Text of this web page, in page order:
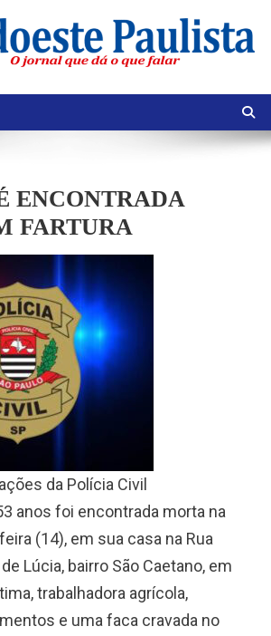
ENCONTRADA
FARTURA
da Polícia Civil
anos foi encontrada morta na
(14), em sua casa na Rua
Lúcia, bairro São Caetano, em
trabalhadora agrícola,
e uma faca cravada no